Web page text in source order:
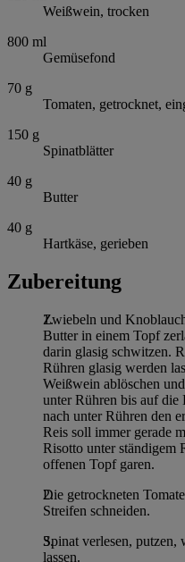
Weißwein, trocken
800 ml
Gemüsefond
70 g
Tomaten, getrocknet,
150 g
Spinatblätter
40 g
Butter
40 g
Hartkäse, gerieben
Zubereitung
Zwiebeln und
Butter in einem Topf
darin glasig schwitzen.
Rühren glasig werden
Weißwein ablöschen
unter Rühren bis auf die
nach unter Rühren den
Reis soll immer gerade
Risotto unter ständigem
offenen Topf garen.
Die getrockneten
Streifen schneiden.
Spinat verlesen, putzen,
lassen.